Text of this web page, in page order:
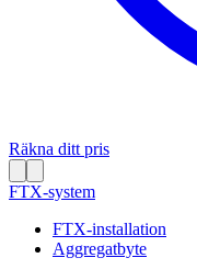
Räkna ditt pris
FTX-system
FTX-installation
Aggregatbyte